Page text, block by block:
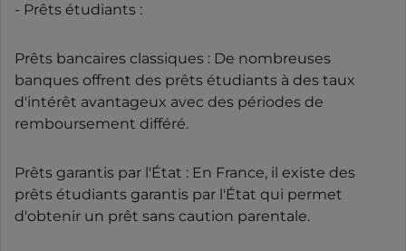
- Prêts étudiants :
Prêts bancaires classiques : De nombreuses
banques offrent des prêts étudiants à des taux
d'intérêt avantageux avec des périodes de
remboursement différé.
Prêts garantis par l'État : En France, il existe des
prêts étudiants garantis par l'État qui permet
d'obtenir un prêt sans caution parentale.